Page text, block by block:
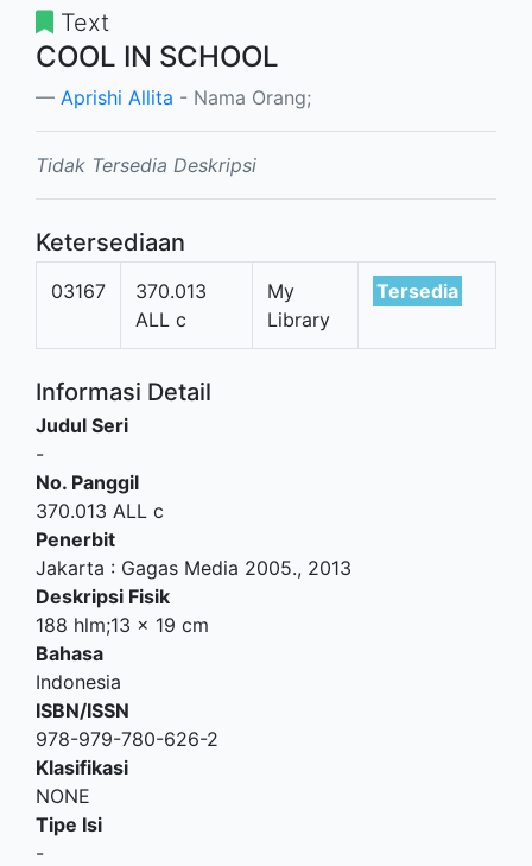
Text
COOL IN SCHOOL
Aprishi Allita - Nama Orang;
Tidak Tersedia Deskripsi
Ketersediaan
03167
370.013
ALL c
My
Library
Tersedia
Informasi Detail
Judul Seri
-
No. Panggil
370.013 ALL c
Penerbit
Jakarta : Gagas Media 2005., 2013
Deskripsi Fisik
188 hlm;13 x 19 cm
Bahasa
Indonesia
ISBN/ISSN
978-979-780-626-2
Klasifikasi
NONE
Tipe Isi
-